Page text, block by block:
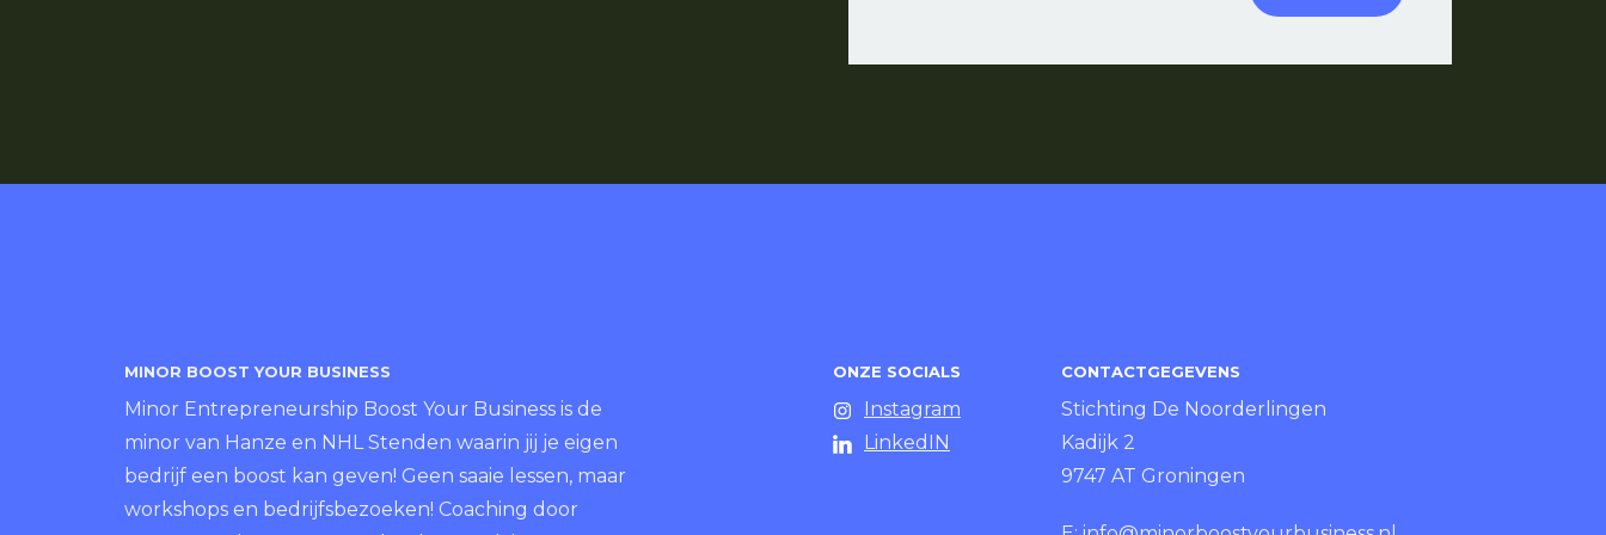
MINOR BOOST YOUR BUSINESS
Minor Entrepreneurship Boost Your Business is de
minor van Hanze en NHL Stenden waarin jij je eigen
bedrijf een boost kan geven! Geen saaie lessen, maar
workshops en bedrijfsbezoeken! Coaching door
ONZE SOCIALS
Instagram
LinkedIN
CONTACTGEGEVENS
Stichting De Noorderlingen
Kadijk 2
9747 AT Groningen